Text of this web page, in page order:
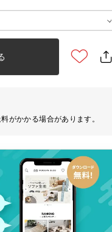
がかかる場合があります。